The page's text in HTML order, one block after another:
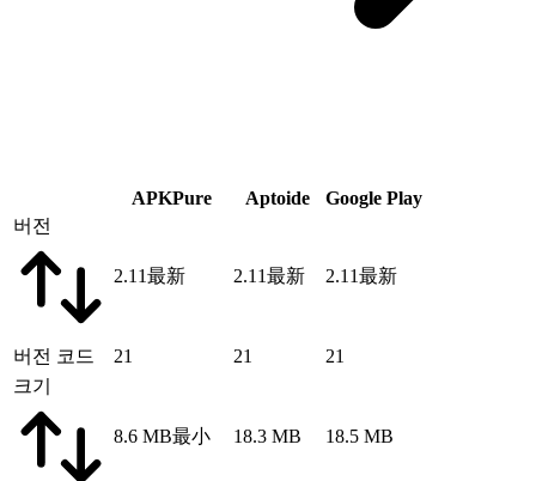
APKPure Aptoide
Google Play
버전
2.11最新 2.11最新 2.11最新
버전 코드 21 21
21
크기
8.6 MB最小 18.3 MB 18.5 MB